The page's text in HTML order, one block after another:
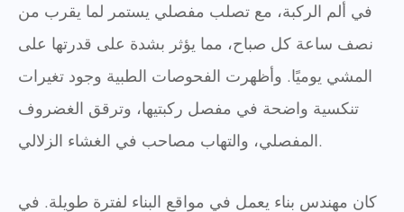
في ألم الركبة، مع تصلب مفصلي يستمر لما يقرب من
نصف ساعة كل صباح، مما يؤثر بشدة على قدرتها على
المشي يوميًا. وأظهرت الفحوصات الطبية وجود تغيرات
تنكسية واضحة في مفصل ركبتيها، وترقق الغضروف
المفصلي، والتهاب مصاحب في الغشاء الزلالي.
كان مهندس بناء يعمل في مواقع البناء لفترة طويلة. في